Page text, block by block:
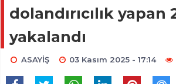
dolandırıcılık yapan
yakalandı
ASAYİŞ 03 Kasım 2025 - 17:14